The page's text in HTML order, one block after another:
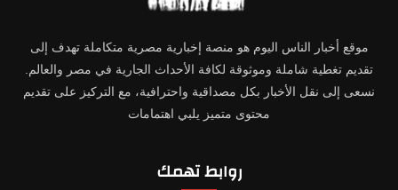
موقع أخبار الناس اليوم هو منصة إخبارية مصرية متكاملة تهدف إلى
تقديم تغطية شاملة وموثوقة لكافة الأحداث الجارية في مصر والعالم.
نسعى إلى نقل الأخبار بكل مصداقية واحترافية، مع التركيز على تقديم
محتوى متميز يلبي اهتمامات
روابط تهمك